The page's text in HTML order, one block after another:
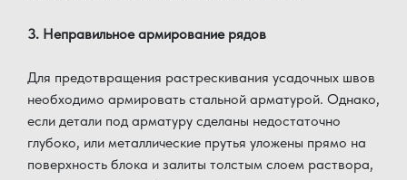
3. Неправильное армирование рядов
Для предотвращения растрескивания усадочных швов
необходимо армировать стальной арматурой. Однако,
если детали под арматуру сделаны недостаточно
глубоко, или металлические прутья уложены прямо на
поверхность блока и залиты толстым слоем раствора,